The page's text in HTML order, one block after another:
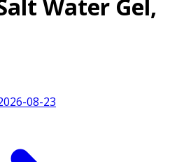
Water Gel,
08-23